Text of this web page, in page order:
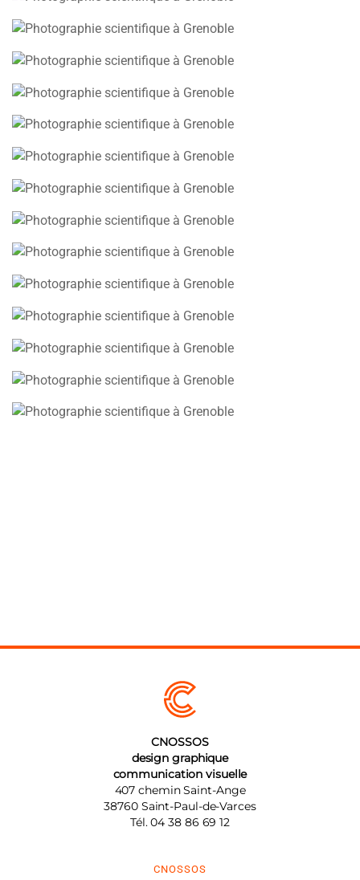
CNOSSOS
design graphique
communication visuelle
407 chemin Saint-Ange
38760 Saint-Paul-de-Varces
Tél.04 38 86 69 12
CNOSSOS